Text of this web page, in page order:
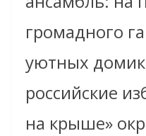
громадного
уютных
российские
на крыше»